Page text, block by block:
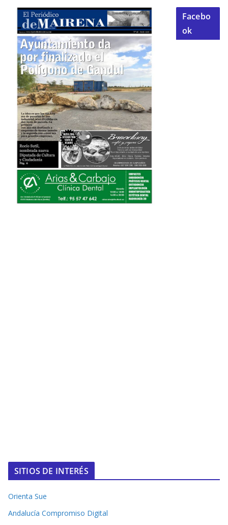
Facebo
ok
SITIOS DE INTERÉS
Orienta Sue
Andalucía Compromiso Digital